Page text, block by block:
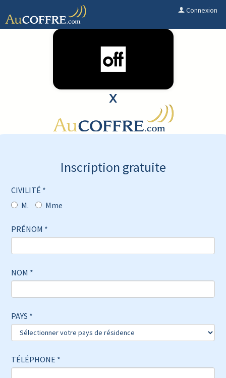
Connexion
X
Inscription gratuite
CIVILITÉ *
M.
Mme
PRÉNOM *
NOM *
PAYS *
TÉLÉPHONE *